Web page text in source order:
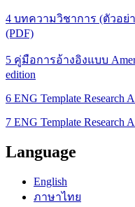
4 บทความวิชาการ (ตัวอย่าง
(PDF)
5 คู่มือการอ้างอิงแบบ
edition
6 ENG Template Research
7 ENG Template Research
Language
English
ภาษาไทย